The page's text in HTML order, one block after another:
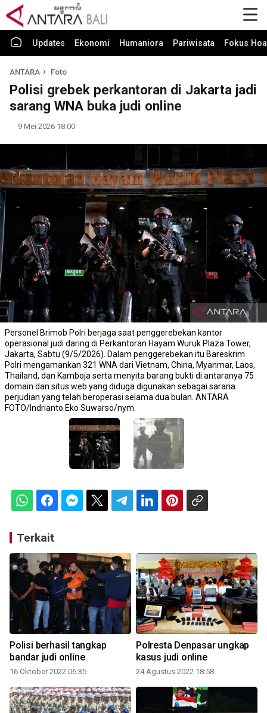
Updates Ekonomi Humaniora Pariwisata Fokus
ANTARA Foto
Polisi grebek perkantoran di Jakarta jadi
sarang WNA buka judi online
9 Mei 2026 18:00
Personel Brimob Polri berjaga saat penggerebekan kantor
operasional judi daring di Perkantoran Hayam Wuruk Plaza Tower,
Jakarta, Sabtu (9/5/2026). Dalam penggerebekan itu Bareskrim
Polri mengamankan 321 WNA dari Vietnam, China, Myanmar, Laos,
Thailand, dan Kamboja serta menyita barang bukti di antaranya 75
domain dan situs web yang diduga digunakan sebagai sarana
perjudian yang telah beroperasi selama dua bulan. ANTARA
FOTO/Indrianto Eko Suwarso/nym.
Terkait
Polisi berhasil tangkap
bandar judi online
16 Oktober 2022 06:35
Polresta Denpasar ungkap
kasus judi online
24 Agustus 2022 18:58